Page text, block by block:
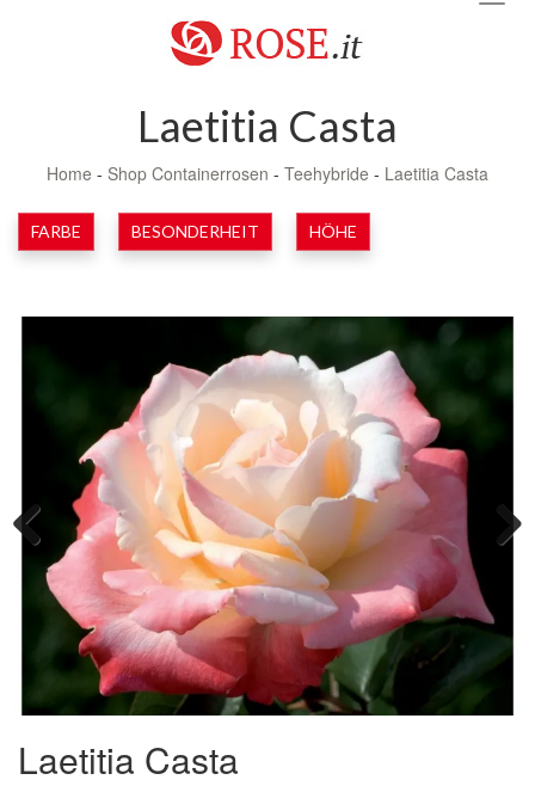
Laetitia Casta
Home - Shop Containerrosen - Teehybride - Laetitia Casta
FARBE BESONDERHEIT HÖHE
Previous
Laetitia Casta